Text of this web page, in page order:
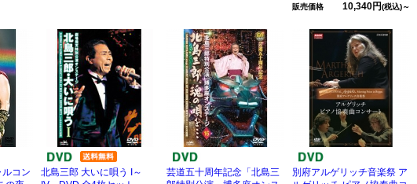
販売価格 10,340円(税込)～
コン
北島三郎 大いに唄う I～
芸道五十周年記念「北島三
別府アルゲリッチ音楽祭 ア